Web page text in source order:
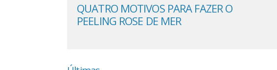
QUATRO MOTIVOS PARA FAZER O
PEELING ROSE DE MER